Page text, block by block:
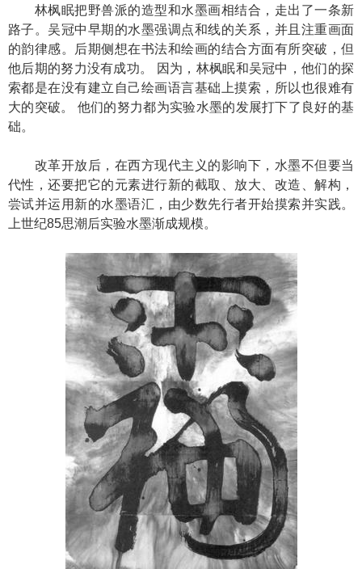
林枫眠把野兽派的造型和水墨画相结合，走出了一条新
路子。吴冠中早期的水墨强调点和线的关系，并且注重画面
的韵律感。后期侧想在书法和绘画的结合方面有所突破，但
他后期的努力没有成功。 因为，林枫眠和吴冠中，他们的探
索都是在没有建立自己绘画语言基础上摸索，所以也很难有
大的突破。 他们的努力都为实验水墨的发展打下了良好的基
础。
改革开放后，在西方现代主义的影响下，水墨不但要当
代性，还要把它的元素进行新的截取、放大、改造、解构，
尝试并运用新的水墨语汇，由少数先行者开始摸索并实践。
上世纪85思潮后实验水墨渐成规模。